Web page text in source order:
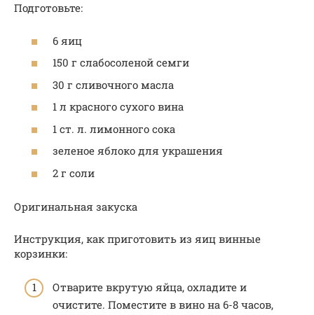
Подготовьте:
6 яиц
150 г слабосоленой семги
30 г сливочного масла
1 л красного сухого вина
1 ст. л. лимонного сока
зеленое яблоко для украшения
2 г соли
Оригинальная закуска
Инструкция, как приготовить из яиц винные
корзинки:
Отварите вкрутую яйца, охладите и
очистите. Поместите в вино на 6-8 часов,